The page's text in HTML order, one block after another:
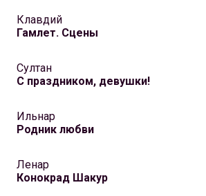
Клавдий
Гамлет. Сцены
Султан
С праздником, девушки!
Ильнар
Родник любви
Ленар
Конокрад Шакур